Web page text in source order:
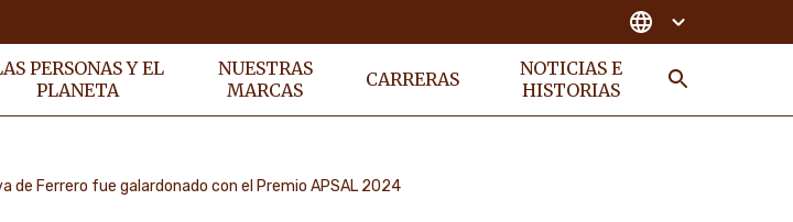
PERSONAS Y EL
PLANETA
NUESTRAS
MARCAS
CARRERAS
NOTICIAS E
HISTORIAS
de Ferrero fue galardonado con el Premio APSAL 2024